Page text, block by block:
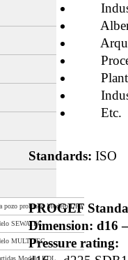
pozo profundo Modelo UPA
SEWATEC
MULTITEC
Modelo RDL
Etc.
Standards: ISO
PROGEF
Dimension: d16
Pressure rating: